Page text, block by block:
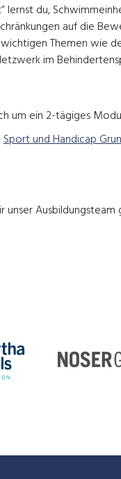
lernst du,
auf die
Themen wie
im
um ein 2-tägiges
Sport und Handicap
unser